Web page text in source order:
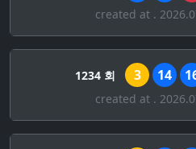
created at .
1234 회 3 14
created at .